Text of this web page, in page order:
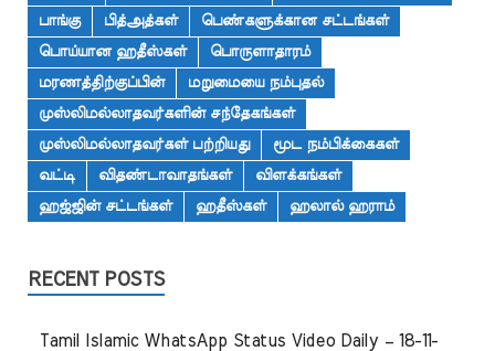
பாங்கு
பித்அத்கள்
பெண்களுக்கான சட்டங்கள்
பொய்யான ஹதீஸ்கள்
பொருளாதாரம்
மரணத்திற்குப்பின்
மறுமையை நம்புதல்
முஸ்லிமல்லாதவர்களின் சந்தேகங்கள்
முஸ்லிமல்லாதவர்கள் பற்றியது
மூட நம்பிக்கைகள்
வட்டி
விதண்டாவாதங்கள்
விளக்கங்கள்
ஹஜ்ஜின் சட்டங்கள்
ஹதீஸ்கள் ஹலால் ஹராம்
RECENT POSTS
Tamil Islamic WhatsApp Status Video Daily – 18-11-